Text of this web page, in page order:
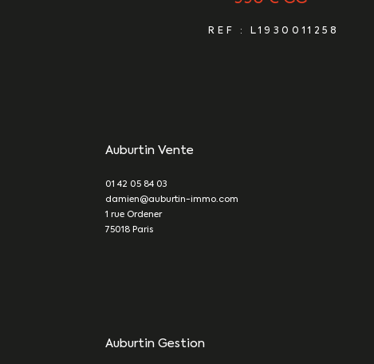
REF : L1930011258
Auburtin Vente
01 42 05 84 03
damien@auburtin-immo.com
1 rue Ordener
75018
Paris
Auburtin Gestion